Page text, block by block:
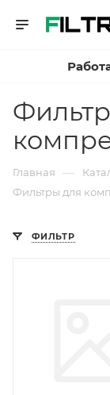
Главная —
Фильтры для
ФИЛЬТР